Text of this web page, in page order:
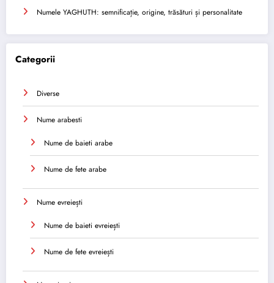
Numele YAGHUTH: semnificație, origine, trăsături și personalitate
Categorii
Diverse
Nume arabesti
Nume de baieti arabe
Nume de fete arabe
Nume evreiești
Nume de baieti evreiești
Nume de fete evreiești